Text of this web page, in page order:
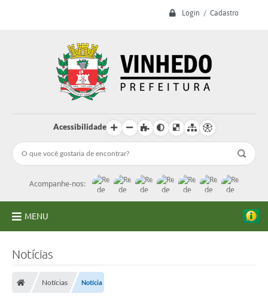
Login / Cadastro
Acessibilidade
Acompanhe-nos:
MENU
Notícias
Notícias Notícia